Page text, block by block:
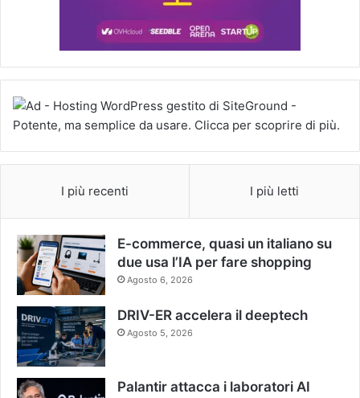
I più recenti I più letti
E-commerce, quasi un italiano su
due usa l’IA per fare shopping
Agosto 6, 2026
DRIV-ER accelera il deeptech
Agosto 5, 2026
Palantir attacca i laboratori AI